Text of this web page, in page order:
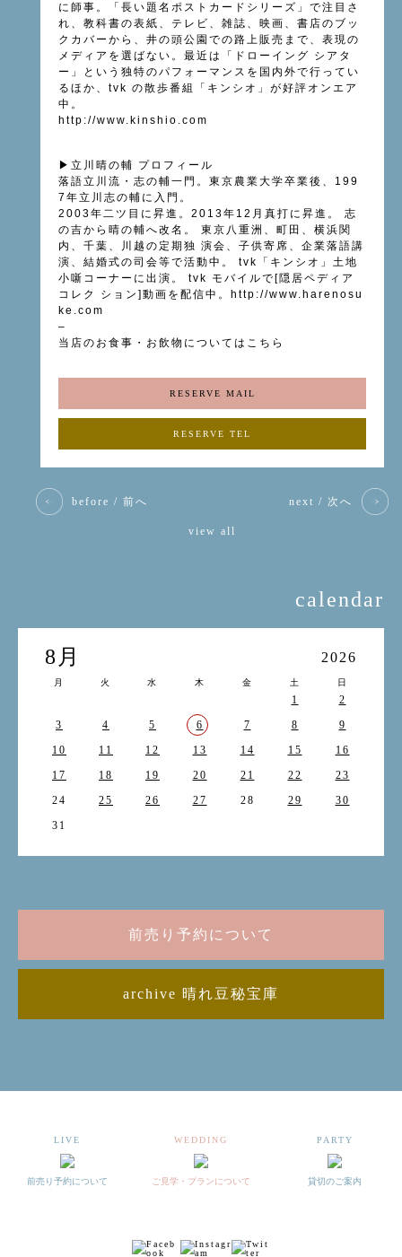
に師事。「長い題名ポストカードシリーズ」で注目さ
れ、教科書の表紙、テレビ、雑誌、映画、書店のブッ
クカバーから、井の頭公園での路上販売まで、表現の
メディアを選ばない。最近は「ドローイング シアタ
ー」という独特のパフォーマンスを国内外で行ってい
るほか、tvk の散歩番組「キンシオ」が好評オンエア
中。
http://www.kinshio.com
▶立川晴の輔 プロフィール
落語立川流・志の輔一門。東京農業大学卒業後、199
7年立川志の輔に入門。
2003年二ツ目に昇進。2013年12月真打に昇進。 志
の吉から晴の輔へ改名。 東京八重洲、町田、横浜関
内、千葉、川越の定期独 演会、子供寄席、企業落語講
演、結婚式の司会等で活動中。 tvk「キンシオ」土地
小噺コーナーに出演。 tvk モバイルで[隠居ペディア
コレク ション]動画を配信中。http://www.harenosu
ke.com
–
当店のお食事・お飲物については こちら
RESERVE MAIL
RESERVE TEL
before / 前へ next / 次へ
view all
calendar
8月 2026
月 火 水 木 金 土 日
1
2
3
4 5 6 7 8
9
10
11 12 13 14 15
16
17
18 19 20 21 22
23
24
25 26 27 28 29
30
31
前売り予約について
archive 晴れ豆秘宝庫
LIVE
前売り予約について
WEDDING
ご見学・プランについて
PARTY
貸切のご案内